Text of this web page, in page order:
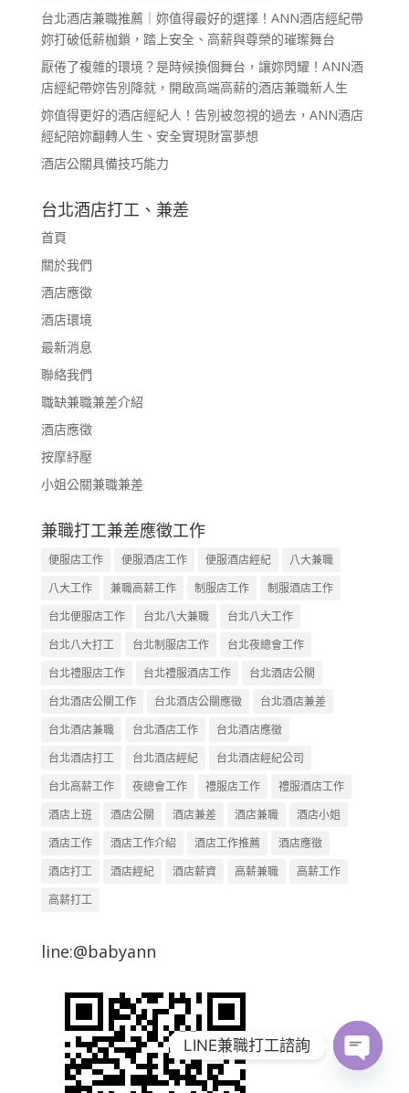
台北酒店兼職推薦｜妳值得最好的選擇！ANN酒店經紀帶
妳打破低薪枷鎖，踏上安全、高薪與尊榮的璀璨舞台
厭倦了複雜的環境？是時候換個舞台，讓妳閃耀！ANN酒
店經紀帶妳告別降就，開啟高端高薪的酒店兼職新人生
妳值得更好的酒店經紀人！告別被忽視的過去，ANN酒店
經紀陪妳翻轉人生、安全實現財富夢想
酒店公關具備技巧能力
台北酒店打工、兼差
首頁
關於我們
酒店應徵
酒店環境
最新消息
聯絡我們
職缺兼職兼差介紹
酒店應徵
按摩紓壓
小姐公關兼職兼差
兼職打工兼差應徵工作
便服店工作 便服酒店工作 便服酒店經紀
八大兼職
八大工作
兼職高薪工作 制服店工作
制服酒店工作
台北便服店工作
台北八大兼職
台北八大工作
台北八大打工
台北制服店工作
台北夜總會工作
台北禮服店工作
台北禮服酒店工作
台北酒店公關
台北酒店公關工作
台北酒店公關應徵
台北酒店兼差
台北酒店兼職
台北酒店工作
台北酒店應徵
台北酒店打工
台北酒店經紀
台北酒店經紀公司
台北高薪工作
夜總會工作 禮服店工作
禮服酒店工作
酒店上班
酒店公關 酒店兼差 酒店兼職
酒店小姐
酒店工作
酒店工作介紹 酒店工作推薦
酒店應徵
酒店打工
酒店經紀 酒店薪資 高薪兼職
高薪工作
高薪打工
line:@babyann
LINE兼職打工諮詢